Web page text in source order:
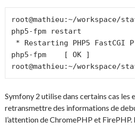
root@mathieu:~/workspace/
php5-fpm restart
php5-fpm    [ OK ]
root@mathieu:~/workspace/
Symfony 2 utilise dans certains cas
retransmettre des informations de
l’attention de ChromePHP et FirePHP.